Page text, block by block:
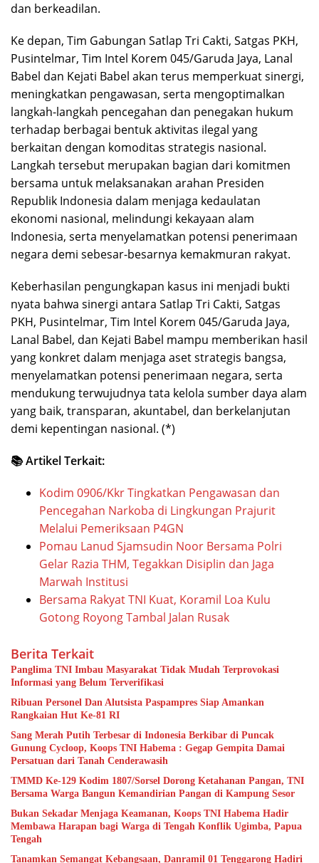
dan berkeadilan.
Ke depan, Tim Gabungan Satlap Tri Cakti, Satgas PKH,
Pusintelmar, Tim Intel Korem 045/Garuda Jaya, Lanal
Babel dan Kejati Babel akan terus memperkuat sinergi,
meningkatkan pengawasan, serta mengoptimalkan
langkah-langkah pencegahan dan penegakan hukum
terhadap berbagai bentuk aktivitas ilegal yang
berkaitan dengan komoditas strategis nasional.
Langkah tersebut merupakan bagian dari komitmen
bersama untuk melaksanakan arahan Presiden
Republik Indonesia dalam menjaga kedaulatan
ekonomi nasional, melindungi kekayaan alam
Indonesia, serta menyelamatkan potensi penerimaan
negara demi sebesar-besarnya kemakmuran rakyat.
Keberhasilan pengungkapan kasus ini menjadi bukti
nyata bahwa sinergi antara Satlap Tri Cakti, Satgas
PKH, Pusintelmar, Tim Intel Korem 045/Garuda Jaya,
Lanal Babel, dan Kejati Babel mampu memberikan hasil
yang konkret dalam menjaga aset strategis bangsa,
menyelamatkan potensi penerimaan negara, serta
mendukung terwujudnya tata kelola sumber daya alam
yang baik, transparan, akuntabel, dan berkelanjutan
demi kepentingan nasional. (*)
📚 Artikel Terkait:
Kodim 0906/Kkr Tingkatkan Pengawasan dan
Pencegahan Narkoba di Lingkungan Prajurit
Melalui Pemeriksaan P4GN
Pomau Lanud Sjamsudin Noor Bersama Polri
Gelar Razia THM, Tegakkan Disiplin dan Jaga
Marwah Institusi
Bersama Rakyat TNI Kuat, Koramil Loa Kulu
Gotong Royong Tambal Jalan Rusak
Berita Terkait
Panglima TNI Imbau Masyarakat Tidak Mudah Terprovokasi
Informasi yang Belum Terverifikasi
Ribuan Personel Dan Alutsista Paspampres Siap Amankan
Rangkaian Hut Ke-81 RI
Sang Merah Putih Terbesar di Indonesia Berkibar di Puncak
Gunung Cycloop, Koops TNI Habema : Gegap Gempita Damai
Persatuan dari Tanah Cenderawasih
TMMD Ke-129 Kodim 1807/Sorsel Dorong Ketahanan Pangan, TNI
Bersama Warga Bangun Kemandirian Pangan di Kampung Sesor
Bukan Sekadar Menjaga Keamanan, Koops TNI Habema Hadir
Membawa Harapan bagi Warga di Tengah Konflik Ugimba, Papua
Tengah
Tanamkan Semangat Kebangsaan, Danramil 01 Tenggarong Hadiri